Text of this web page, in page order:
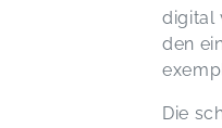
digital
den
Die